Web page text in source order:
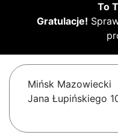
To
Gratulacje!
Mińsk Mazowiecki
Jana Łupińskiego